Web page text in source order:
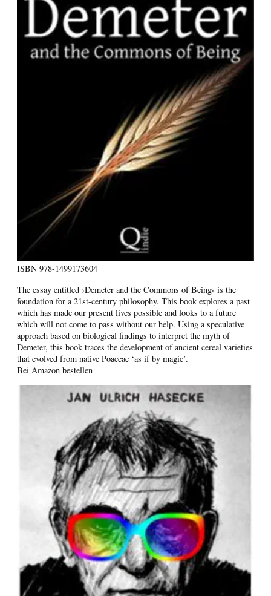
ISBN 978-1499173604
The essay entitled ›Demeter and the Commons of Being‹ is the
foundation for a 21st-century philosophy. This book explores a past
which has made our present lives possible and looks to a future
which will not come to pass without our help. Using a speculative
approach based on biological findings to interpret the myth of
Demeter, this book traces the development of ancient cereal varieties
that evolved from native Poaceae ‘as if by magic’.
Bei Amazon bestellen